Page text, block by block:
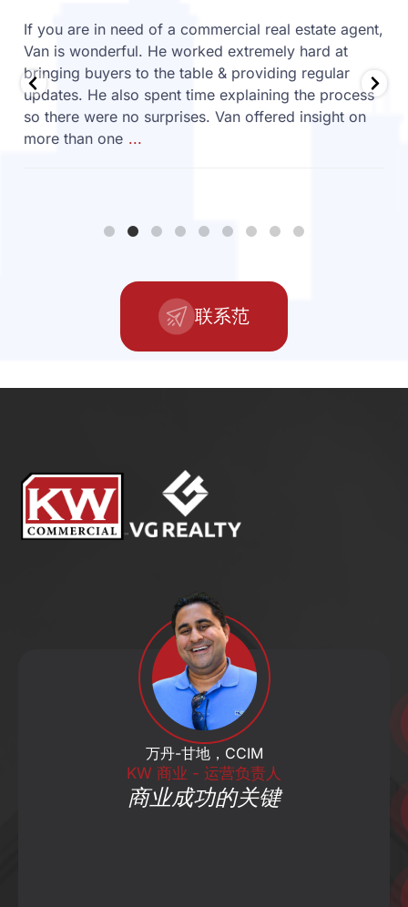
If you are in need of a commercial real estate agent,
Van is wonderful. He worked extremely hard at
bringing buyers to the table & providing regular
updates. He also spent time explaining the process
so there were no surprises. Van offered insight on
more than one ...
联系范
万丹-甘地，CCIM
KW 商业 - 运营负责人
商业成功的关键